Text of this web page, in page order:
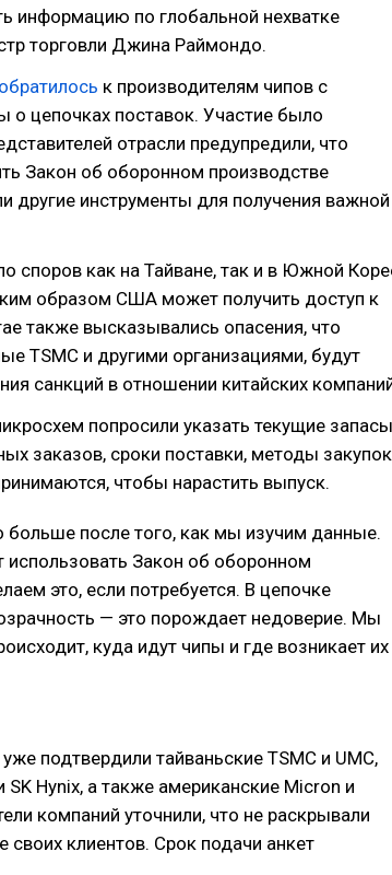
информацию по глобальной нехватке
торговли Джина Раймондо.
обратилось к производителям чипов с
о цепочках поставок. Участие было
отрасли предупредили, что
Закон об оборонном производстве
другие инструменты для получения важной
споров как на Тайване, так и в Южной
образом США может получить доступ к
также высказывались опасения, что
TSMC и другими организациями, будут
санкций в отношении китайских
попросили указать текущие запасы
заказов, сроки поставки, методы закупок
чтобы нарастить выпуск.
больше после того, как мы изучим данные.
Закон об оборонном
это, если потребуется. В цепочке
— это порождает недоверие. Мы
куда идут чипы и где возникает их
подтвердили тайваньские TSMC и UMC,
Hynix, а также американские Micron и
компаний уточнили, что не раскрывали
клиентов. Срок подачи анкет